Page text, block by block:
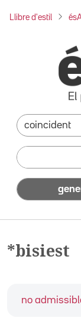
Llibre d'estil
*bisiest
no